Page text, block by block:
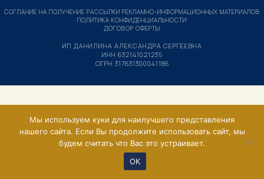
ИП ДАНИЛИНА АЛЕКСАНДРА СЕРГЕЕВНА
ИНН 632141021235
ОГРН 317631300041186
СОГЛАНИЕ НА ПОЛУЧЕНИЕ РАССЫЛКИ РЕКЛАМНО-ИНФОРМАЦИОННЫХ МАТЕРИАЛОВ
ПОЛИТИКА КОНФИДЕНЦИАЛЬНОСТИ
ДОГОВОР ОФЕРТЫ
Мы используем куки для наилучшего представления
нашего сайта. Если Вы продолжите использовать сайт, мы
будем считать что Вас это устраивает.
ОК